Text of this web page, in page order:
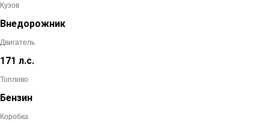
Кузов
Внедорожник
Двигатель
171 л.с.
Топливо
Бензин
Коробка